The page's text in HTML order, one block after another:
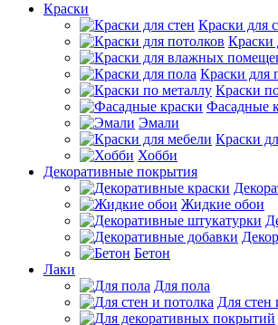
Краски
Краски для
Краски
Краски для
Краски
Фасадные
Эмали
Краски
Хобби
Декоративные покрытия
Жидкие обои
Бетон
Лаки
Для пола
Для стен